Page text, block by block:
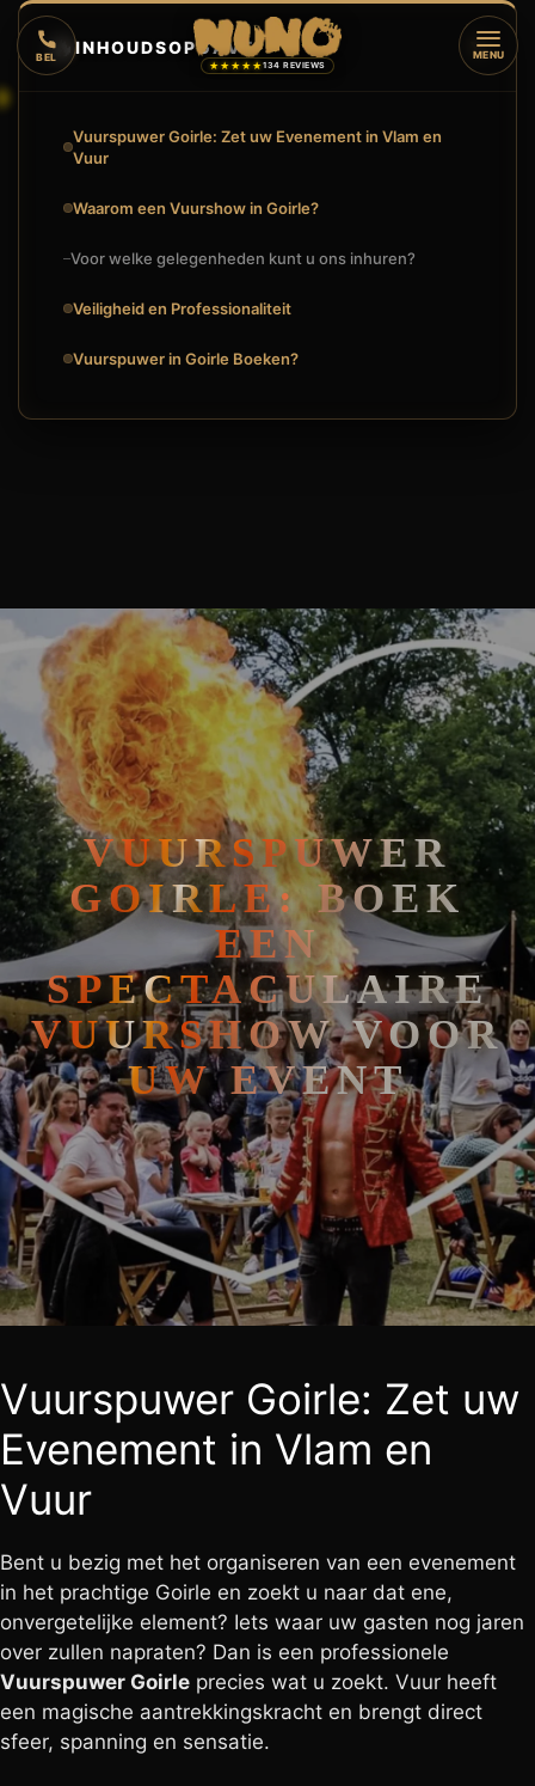
BEL
★★★★★134 REVIEWS
MENU
🐍REPTIELENSHOW
🔥INHOUDSOPGAVE ▼
Vuurspuwer Goirle: Zet uw Evenement in Vlam en
Vuur
Waarom een Vuurshow in Goirle?
Voor welke gelegenheden kunt u ons inhuren?
Veiligheid en Professionaliteit
Vuurspuwer in Goirle Boeken?
VUURSPUWER
GOIRLE: BOEK
EEN
SPECTACULAIRE
VUURSHOW VOOR
UW EVENT
Vuurspuwer Goirle: Zet uw
Evenement in Vlam en
Vuur
Bent u bezig met het organiseren van een evenement
in het prachtige Goirle en zoekt u naar dat ene,
onvergetelijke element? Iets waar uw gasten nog jaren
over zullen napraten? Dan is een professionele
Vuurspuwer Goirle precies wat u zoekt. Vuur heeft
een magische aantrekkingskracht en brengt direct
sfeer, spanning en sensatie.